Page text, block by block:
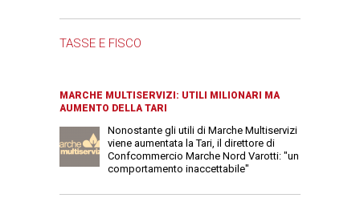
TASSE E FISCO
MARCHE MULTISERVIZI: UTILI MILIONARI MA
AUMENTO DELLA TARI
Nonostante gli utili di Marche Multiservizi
viene aumentata la Tari, il direttore di
Confcommercio Marche Nord Varotti: "un
comportamento inaccettabile"